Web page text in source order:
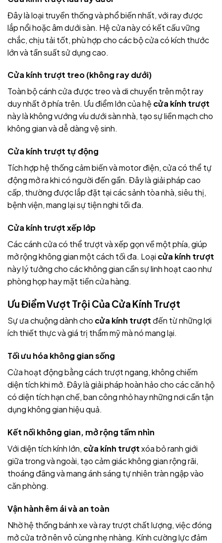
Đây là loại truyền thống và phổ biến nhất, với ray được
lắp nổi hoặc âm dưới sàn. Hệ cửa này có kết cấu vững
chắc, chịu tải tốt, phù hợp cho các bộ cửa có kích thước
lớn và tần suất sử dụng cao.
Cửa kính trượt treo (không ray dưới)
Toàn bộ cánh cửa được treo và di chuyển trên một ray
duy nhất ở phía trên. Ưu điểm lớn của hệ cửa kính trượt
này là không vướng víu dưới sàn nhà, tạo sự liền mạch cho
không gian và dễ dàng vệ sinh.
Cửa kính trượt tự động
Tích hợp hệ thống cảm biến và motor điện, cửa có thể tự
động mở ra khi có người đến gần. Đây là giải pháp cao
cấp, thường được lắp đặt tại các sảnh tòa nhà, siêu thị,
bệnh viện, mang lại sự tiện nghi tối đa.
Cửa kính trượt xếp lớp
Các cánh cửa có thể trượt và xếp gọn về một phía, giúp
mở rộng không gian một cách tối đa. Loại cửa kính trượt
này lý tưởng cho các không gian cần sự linh hoạt cao như
phòng họp hay mặt tiền cửa hàng.
Ưu Điểm Vượt Trội Của Cửa Kính Trượt
Sự ưa chuộng dành cho cửa kính trượt đến từ những lợi
ích thiết thực và giá trị thẩm mỹ mà nó mang lại.
Tối ưu hóa không gian sống
Cửa hoạt động bằng cách trượt ngang, không chiếm
diện tích khi mở. Đây là giải pháp hoàn hảo cho các căn hộ
có diện tích hạn chế, ban công nhỏ hay những nơi cần tận
dụng không gian hiệu quả.
Kết nối không gian, mở rộng tầm nhìn
Với diện tích kính lớn, cửa kính trượtxóa bỏ ranh giới
giữa trong và ngoài, tạo cảm giác không gian rộng rãi,
thoáng đãng và mang ánh sáng tự nhiên tràn ngập vào
căn phòng.
Vận hành êm ái và an toàn
Nhờ hệ thống bánh xe và ray trượt chất lượng, việc đóng
mở cửa trở nên vô cùng nhẹ nhàng. Kính cường lực đảm